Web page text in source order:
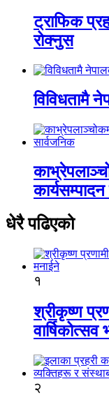
ट्राफिक
रोक्नुस
विविधतामै
धेरै पढिएको
१
श्रीकृष्ण
२